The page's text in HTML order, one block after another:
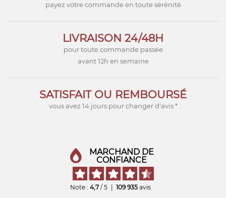
payez votre commande en toute sérénité
LIVRAISON 24/48H
pour toute commande passée
avant 12h en semaine
SATISFAIT OU REMBOURSÉ
vous avez 14 jours pour changer d'avis *
MARCHAND DE
CONFIANCE
Note : 4,7 / 5 109 935 avis